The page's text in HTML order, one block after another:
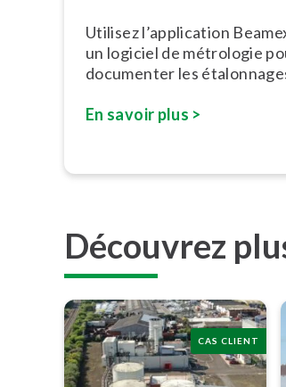
Utilisez l’ap­pli­ca­tion
un logiciel de métrologie
documenter les
En savoir plus >
Découvrez
CAS CLIENT